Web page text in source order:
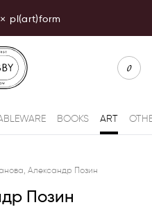
× pl(art)form
Moscow
0
BOOKS ART
Александр Позин
Позин